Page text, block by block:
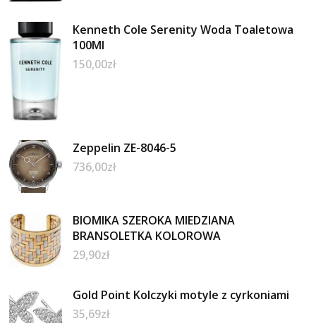
Kenneth Cole Serenity Woda Toaletowa
100Ml
150,00zł
Zeppelin ZE-8046-5
736,00zł
BIOMIKA SZEROKA MIEDZIANA
BRANSOLETKA KOLOROWA
29,90zł
Gold Point Kolczyki motyle z cyrkoniami
35,69zł